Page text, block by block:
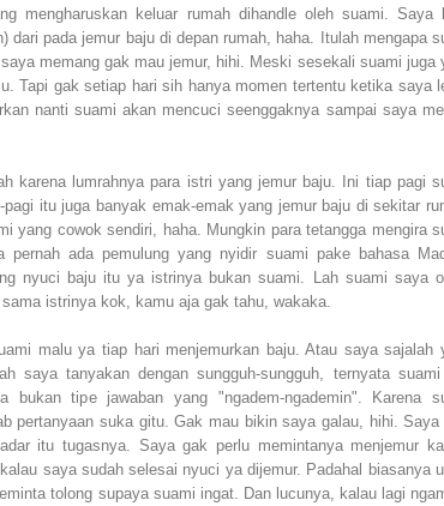
mengharuskan keluar rumah dihandle oleh suami. Saya
dari pada jemur baju di depan rumah, haha. Itulah mengapa
memang gak mau jemur, hihi. Meski sesekali suami juga
Tapi gak setiap hari sih hanya momen tertentu ketika saya
nanti suami akan mencuci seenggaknya sampai saya
karena lumrahnya para istri yang jemur baju. Ini tiap pagi
itu juga banyak emak-emak yang jemur baju di sekitar
yang cowok sendiri, haha. Mungkin para tetangga mengira
pernah ada pemulung yang nyidir suami pake bahasa
nyuci baju itu ya istrinya bukan suami. Lah suami saya
istrinya kok, kamu aja gak tahu, wakaka.
malu ya tiap hari menjemurkan baju. Atau saya sajalah
saya tanyakan dengan sungguh-sungguh, ternyata
bukan tipe jawaban yang "ngadem-ngademin". Karena
pertanyaan suka gitu. Gak mau bikin saya galau, hihi. Saya
itu tugasnya. Saya gak perlu memintanya menjemur
saya sudah selesai nyuci ya dijemur. Padahal biasanya
tolong supaya suami ingat. Dan lucunya, kalau lagi